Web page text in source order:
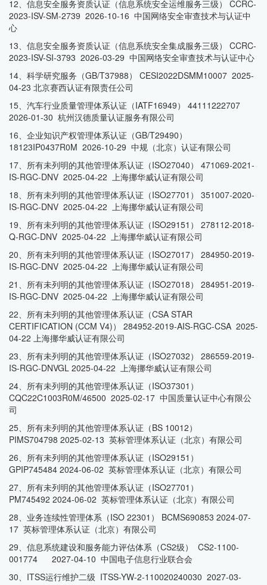
12、信息安全服务资质认证（信息系统安全运维服务三级） CCRC-
2023-ISV-SM-2739 2026-10-16 中国网络安全审查技术与认证中
心
13、信息安全服务资质认证（信息系统安全集成服务三级） CCRC-
2023-ISV-SI-3793 2026-03-29 中国网络安全审查技术与认证中心
14、科学研究服务（GB/T37988） CESI2022DSMM10007 2025-
04-23 北京赛西认证有限责任公司
15、汽车行业质量管理体系认证（IATF16949） 44111222707
2026-01-30 杭州汉德质量认证服务有限公司
16、企业知识产权管理体系认证（GB/T29490）
18123IP0437R0M 2026-10-29 中规（北京）认证有限公司
17、所有未列明的其他管理体系认证（ISO27040） 471069-2021-
IS-RGC-DNV 2025-04-22 上海挪华威认证有限公司
18、所有未列明的其他管理体系认证（ISO27701） 351007-2020-
IS-RGC-DNV 2025-04-22 上海挪华威认证有限公司
19、所有未列明的其他管理体系认证（ISO29151） 278112-2018-
Q-RGC-DNV 2025-04-22 上海挪华威认证有限公司
20、所有未列明的其他管理体系认证（ISO27017） 284950-2019-
IS-RGC-DNV 2025-04-22 上海挪华威认证有限公司
21、所有未列明的其他管理体系认证（ISO27018） 284951-2019-
IS-RGC-DNV 2025-04-22 上海挪华威认证有限公司
22、所有未列明的其他管理体系认证（CSA STAR
CERTIFICATION (CCM V4)） 284952-2019-AIS-RGC-CSA 2025-
04-22 上海挪华威认证有限公司
23、所有未列明的其他管理体系认证（ISO27032） 286559-2019-
IS-RGC-DNVGL 2025-04-22 上海挪华威认证有限公司
24、所有未列明的其他管理体系认证（ISO37301）
CQC22C1003R0M/46500 2025-02-17 中国质量认证中心有限公
司
25、所有未列明的其他管理体系认证（BS 10012）
PIMS704798 2025-02-13 英标管理体系认证（北京）有限公司
26、所有未列明的其他管理体系认证（ISO29151）
GPIP745484 2024-06-02 英标管理体系认证（北京）有限公司
27、所有未列明的其他管理体系认证（ISO27701）
PM745492 2024-06-02 英标管理体系认证（北京）有限公司
28、业务连续性管理体系（ISO 22301） BCMS690853 2024-07-
17 英标管理体系认证（北京）有限公司
29、信息系统建设和服务能力评估体系（CS2级） CS2-1100-
001774 2027-04-10 中国电子信息行业联合会
30、ITSS运行维护二级 ITSS-YW-2-110020240030 2027-03-